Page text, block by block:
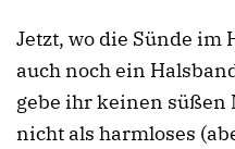
Jetzt, wo die Sünde im
auch noch ein
gebe ihr keinen süßen
nicht als harmloses